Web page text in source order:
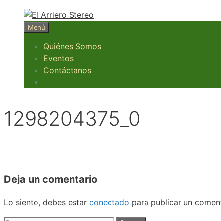
Saltar
contenido
Menú
Quiénes Somos
Eventos
Contáctanos
1298204375_0
Deja un comentario
Lo siento, debes estar conectado para publicar un